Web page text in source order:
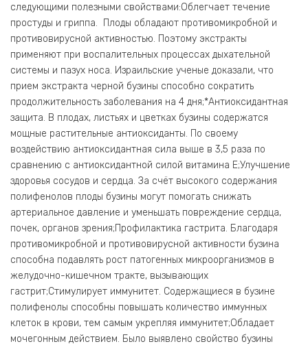
следующими полезными свойствами:Облегчает течение
простуды и гриппа. Плоды обладают противомикробной и
противовирусной активностью. Поэтому экстракты
применяют при воспалительных процессах дыхательной
системы и пазух носа. Израильские ученые доказали, что
прием экстракта черной бузины способно сократить
продолжительность заболевания на 4 дня;*Антиоксидантная
защита. В плодах, листьях и цветках бузины содержатся
мощные растительные антиоксиданты. По своему
воздействию антиоксидантная сила выше в 3,5 раза по
сравнению с антиоксидантной силой витамина Е;Улучшение
здоровья сосудов и сердца. За счёт высокого содержания
полифенолов плоды бузины могут помогать снижать
артериальное давление и уменьшать повреждение сердца,
почек, органов зрения;Профилактика гастрита. Благодаря
противомикробной и противовирусной активности бузина
способна подавлять рост патогенных микроорганизмов в
желудочно-кишечном тракте, вызывающих
гастрит;Стимулирует иммунитет. Содержащиеся в бузине
полифенолы способны повышать количество иммунных
клеток в крови, тем самым укрепляя иммунитет;Обладает
мочегонным действием. Было выявлено свойство бузины